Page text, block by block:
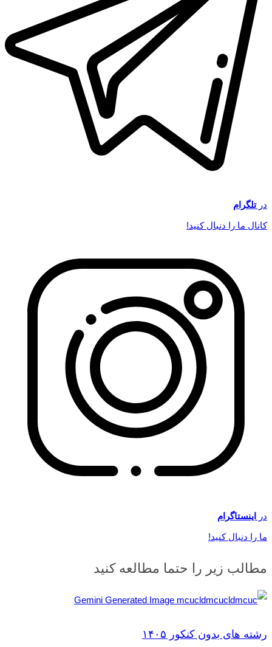
درتلگرام
کانال ما را دنبال کنید!
در
اینستاگرام
ما را دنبال کنید!
مطالب زیر را حتما مطالعه کنید
رشته های بدون کنکور ۱۴۰۵